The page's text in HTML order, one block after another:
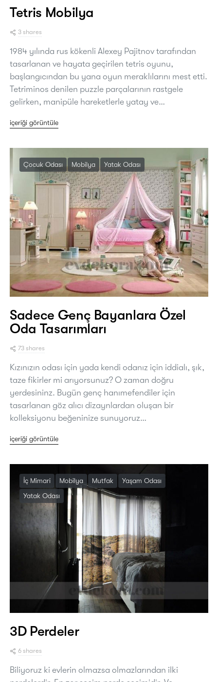
Tetris Mobilya
3 shares
1984 yılında rus kökenli Alexey Pajitnov tarafından
tasarlanan ve hayata geçirilen tetris oyunu,
başlangıcından bu yana oyun meraklılarını mest etti.
Tetriminos denilen puzzle parçalarının rastgele
gelirken, manipüle hareketlerle yatay ve…
içeriği görüntüle
Çocuk Odası Mobilya Yatak Odası
Sadece Genç Bayanlara Özel
Oda Tasarımları
73 shares
Kızınızın odası için yada kendi odanız için iddialı, şık,
taze fikirler mi arıyorsunuz? O zaman doğru
yerdesininz. Bugün genç hanımefendiler için
tasarlanan göz alıcı dizaynlardan oluşan bir
kolleksiyonu beğeninize sunuyoruz…
içeriği görüntüle
İç Mimari Mobilya Mutfak
Yaşam Odası
Yatak Odası
3D Perdeler
6 shares
Biliyoruz ki evlerin olmazsa olmazlarından ilki